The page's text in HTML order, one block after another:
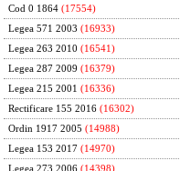
Cod 0 1864 (17554)
Legea 571 2003 (16933)
Legea 263 2010 (16541)
Legea 287 2009 (16379)
Legea 215 2001 (16336)
Rectificare 155 2016 (16302)
Ordin 1917 2005 (14988)
Legea 153 2017 (14970)
Legea 273 2006 (14398)